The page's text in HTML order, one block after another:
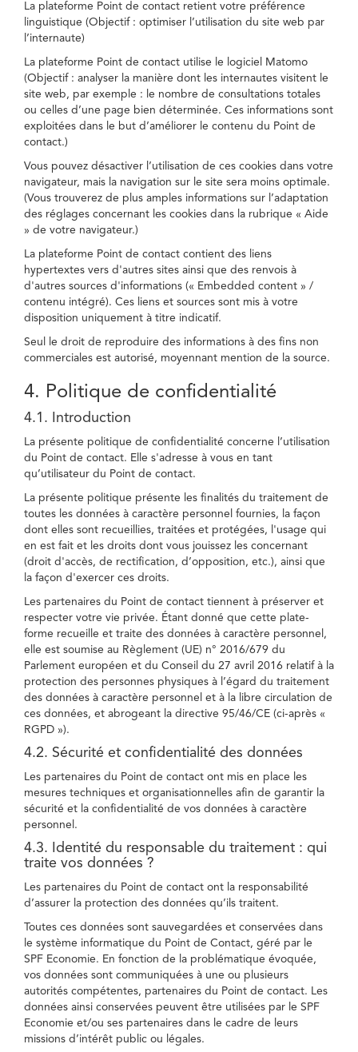
La plateforme Point de contact retient votre préférence
linguistique (Objectif : optimiser l’utilisation du site web par
l’internaute)
La plateforme Point de contact utilise le logiciel Matomo
(Objectif : analyser la manière dont les internautes visitent le
site web, par exemple : le nombre de consultations totales
ou celles d’une page bien déterminée. Ces informations sont
exploitées dans le but d’améliorer le contenu du Point de
contact.)
Vous pouvez désactiver l’utilisation de ces cookies dans votre
navigateur, mais la navigation sur le site sera moins optimale.
(Vous trouverez de plus amples informations sur l’adaptation
des réglages concernant les cookies dans la rubrique « Aide
» de votre navigateur.)
La plateforme Point de contact contient des liens
hypertextes vers d'autres sites ainsi que des renvois à
d'autres sources d'informations (« Embedded content » /
contenu intégré). Ces liens et sources sont mis à votre
disposition uniquement à titre indicatif.
Seul le droit de reproduire des informations à des fins non
commerciales est autorisé, moyennant mention de la source.
4. Politique de confidentialité
4.1. Introduction
La présente politique de confidentialité concerne l’utilisation
du Point de contact. Elle s'adresse à vous en tant
qu’utilisateur du Point de contact.
La présente politique présente les finalités du traitement de
toutes les données à caractère personnel fournies, la façon
dont elles sont recueillies, traitées et protégées, l'usage qui
en est fait et les droits dont vous jouissez les concernant
(droit d'accès, de rectification, d’opposition, etc.), ainsi que
la façon d'exercer ces droits.
Les partenaires du Point de contact tiennent à préserver et
respecter votre vie privée. Étant donné que cette plate-
forme recueille et traite des données à caractère personnel,
elle est soumise au Règlement (UE) n° 2016/679 du
Parlement européen et du Conseil du 27 avril 2016 relatif à la
protection des personnes physiques à l’égard du traitement
des données à caractère personnel et à la libre circulation de
ces données, et abrogeant la directive 95/46/CE (ci-après «
RGPD »).
4.2. Sécurité et confidentialité des données
Les partenaires du Point de contact ont mis en place les
mesures techniques et organisationnelles afin de garantir la
sécurité et la confidentialité de vos données à caractère
personnel.
4.3. Identité du responsable du traitement : qui
traite vos données ?
Les partenaires du Point de contact ont la responsabilité
d’assurer la protection des données qu’ils traitent.
Toutes ces données sont sauvegardées et conservées dans
le système informatique du Point de Contact, géré par le
SPF Economie. En fonction de la problématique évoquée,
vos données sont communiquées à une ou plusieurs
autorités compétentes, partenaires du Point de contact. Les
données ainsi conservées peuvent être utilisées par le SPF
Economie et/ou ses partenaires dans le cadre de leurs
missions d’intérêt public ou légales.